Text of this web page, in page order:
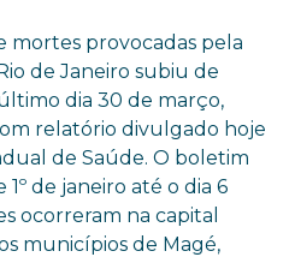
mortes provocadas pela
de Janeiro subiu de
dia 30 de março,
relatório divulgado hoje
de Saúde. O boletim
de janeiro até o dia 6
ocorreram na capital
municípios de Magé,